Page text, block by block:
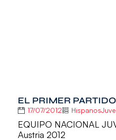
EL PRIMER
17/07/2012
EQUIPO NACIONAL
Austria 2012